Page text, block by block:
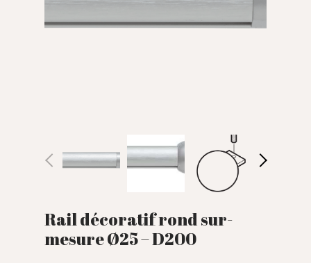
Rail décoratif rond sur-
mesure Ø25 – D200